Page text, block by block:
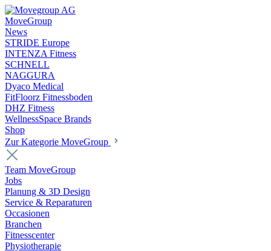
MoveGroup
News
STRIDE Europe
INTENZA Fitness
SCHNELL
NAGGURA
Dyaco Medical
FitFloorz Fitnessboden
DHZ Fitness
WellnessSpace Brands
Shop
Zur Kategorie MoveGroup
Team MoveGroup
Jobs
Planung & 3D Design
Service & Reparaturen
Occasionen
Branchen
Fitnesscenter
Physiotherapie